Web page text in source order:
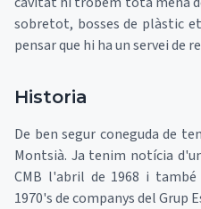
sobretot, bosses de plàstic
pensar que hi ha un servei de
Historia
De ben segur coneguda de
Montsià. Ja tenim notícia
CMB l'abril de 1968 i
1970's de companys del Grup